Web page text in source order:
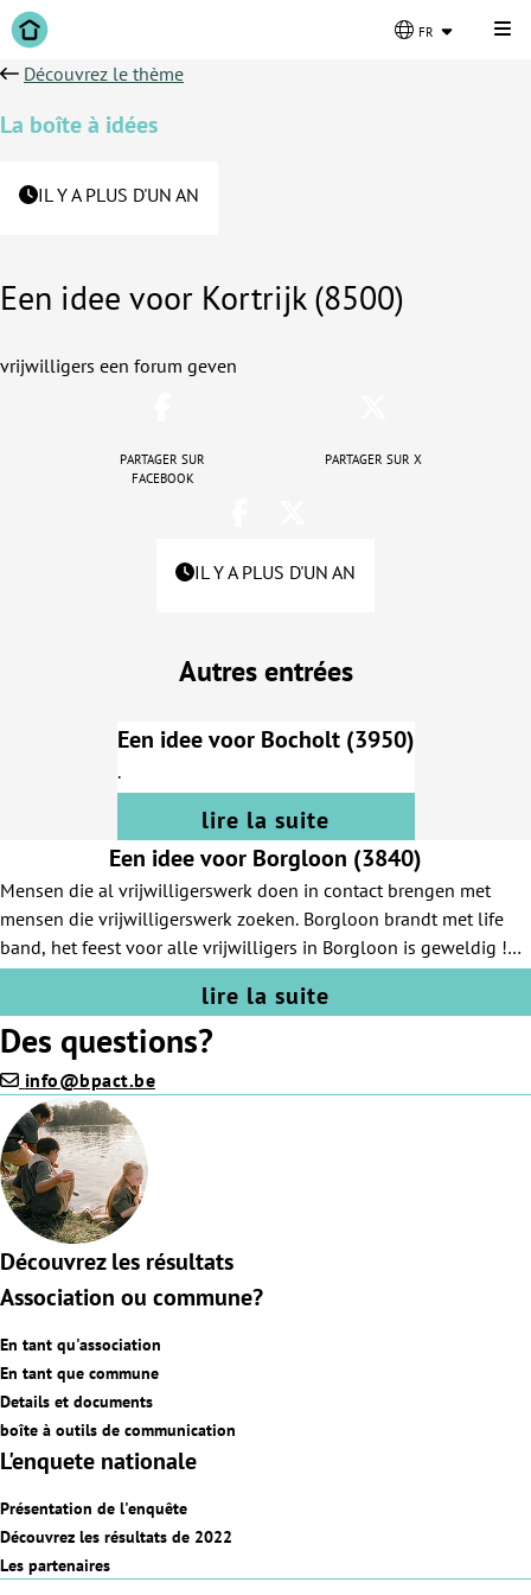
fr
Découvrez le thème
La boîte à idées
IL Y A PLUS D'UN AN
Een idee voor Kortrijk (8500)
vrijwilligers een forum geven
Partager sur
Facebook
Partager sur X
IL Y A PLUS D'UN AN
Autres entrées
Een idee voor Bocholt (3950)
.
lire la suite
Een idee voor Borgloon (3840)
Mensen die al vrijwilligerswerk doen in contact brengen met
mensen die vrijwilligerswerk zoeken. Borgloon brandt met life
band, het feest voor alle vrijwilligers in Borgloon is geweldig !
Dat mag niet stoppen nu we gefusioneerd zijn met Tongeren
lire la suite
Des questions?
info@bpact.be
Découvrez les résultats
Association ou commune?
En tant qu'association
En tant que commune
Details et documents
boîte à outils de communication
L'enquete nationale
Présentation de l'enquête
Découvrez les résultats de 2022
Les partenaires